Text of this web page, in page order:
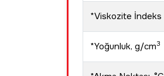
*Viskozite İndeks
*Yoğunluk, g/cm3